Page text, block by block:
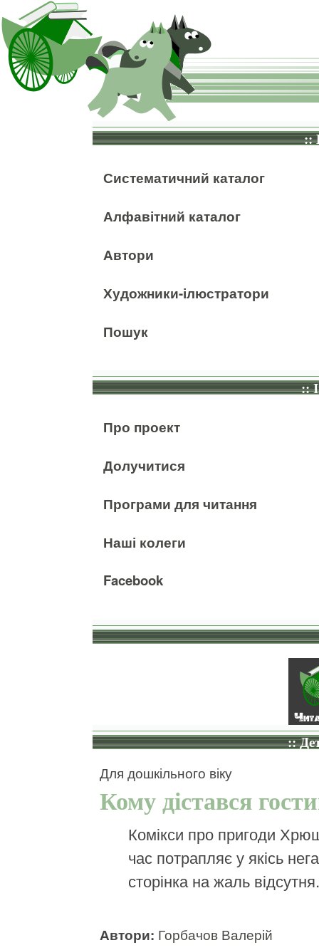
::
Систематичний каталог
Алфавітний каталог
Автори
Художники-ілюстратори
Пошук
::
Про проект
Долучитися
Програми для читання
Наші колеги
Facebook
::
Для дошкільного віку
Кому дістався
Комікси про пригоди
час потрапляє у якісь
сторінка на жаль відсутня.
Автори: Горбачов Валерій